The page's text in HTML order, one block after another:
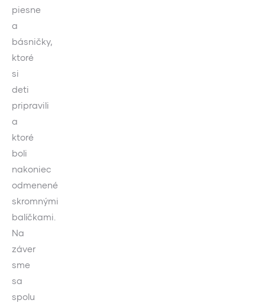
piesne
a
básničky,
ktoré
si
deti
pripravili
a
ktoré
boli
nakoniec
odmenené
skromnými
balíčkami.
Na
záver
sme
sa
spolu